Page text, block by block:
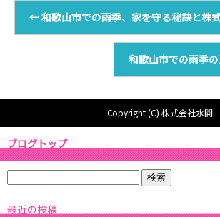
←和歌山市での雨季、家を守る秘訣と株
和歌山市での雨季
Copyright (C) 株式会社水間
ブログトップ
最近の投稿